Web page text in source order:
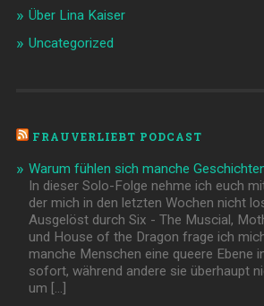
Über Lina Kaiser
Uncategorized
FRAUVERLIEBT PODCAST
Warum fühlen sich manche
In dieser Solo-Folge nehme ich euch
der mich in den letzten Wochen nicht
Ausgelöst durch Six - The Muscial,
und House of the Dragon frage ich
manche Menschen eine queere Ebene
sofort, während andere sie überhaupt
um […]